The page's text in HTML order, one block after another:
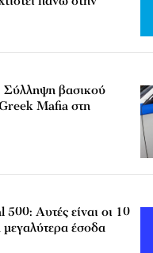
Σύλληψη βασικού
Mafia στη
Αυτές είναι οι 10
μεγαλύτερα έσοδα